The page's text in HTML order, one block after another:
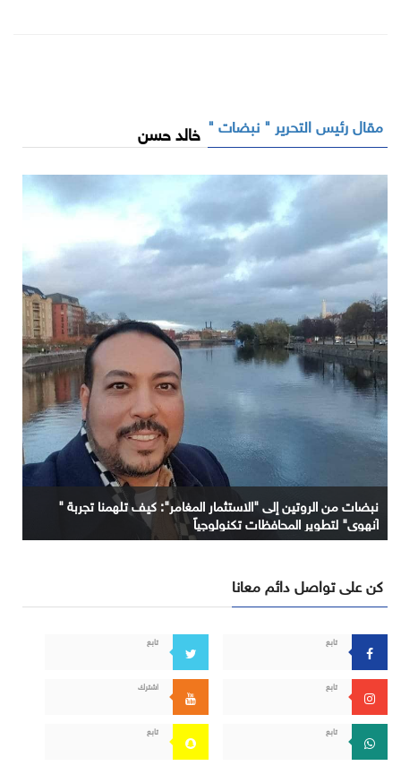
مقال رئيس التحرير " نبضات " خالد حسن
نبضات من الروتين إلى "الاستثمار المغامر": كيف تلهمنا تجربة "
آنهوي" لتطوير المحافظات تكنولوجياً
كن على تواصل دائم معانا
تابع تابع
تابع اشترك
تابع تابع